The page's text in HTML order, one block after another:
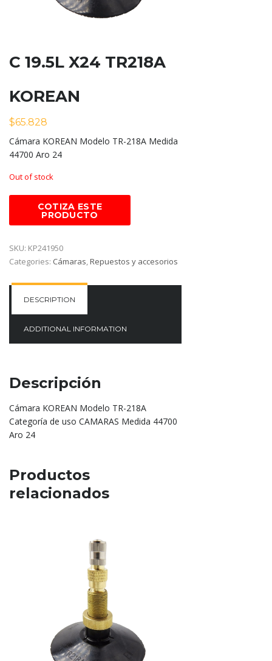
C 19.5L X24 TR218A
KOREAN
$65.828
Cámara KOREAN Modelo TR-218A Medida
44700 Aro 24
Out of stock
SKU: KP241950
Categories: Cámaras,Repuestos y accesorios
DESCRIPTION
ADDITIONAL INFORMATION
Descripción
Cámara KOREAN Modelo TR-218A
Categoría de uso CAMARAS Medida 44700
Aro 24
Productos
relacionados